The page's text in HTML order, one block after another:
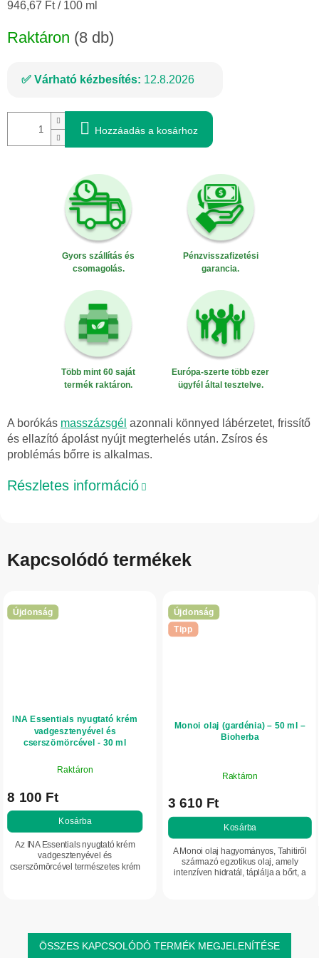
Egységár:
946,67 Ft / 100 ml
Raktáron (8 db)
Várható kézbesítés: 12.8.2026
Hozzáadás a kosárhoz
Gyors szállítás és
csomagolás.
Pénzvisszafizetési
garancia.
Több mint 60 saját
termék raktáron.
Európa-szerte több ezer
ügyfél által tesztelve.
A borókás masszázsgél azonnali könnyed lábérzetet, frissítő
és ellazító ápolást nyújt megterhelés után. Zsíros és
problémás bőrre is alkalmas.
Részletes információ
Kapcsolódó termékek
Újdonság
INA Essentials nyugtató krém
vadgesztenyével és
cserszömörcével - 30 ml
Raktáron
8 100 Ft
Kosárba
Az INA Essentials nyugtató krém
vadgesztenyével és
cserszömörcével természetes krém
Újdonság
Tipp
Monoi olaj (gardénia) – 50 ml –
Bioherba
Raktáron
3 610 Ft
Kosárba
A Monoi olaj hagyományos, Tahitiről
származó egzotikus olaj, amely
intenzíven hidratál, táplálja a bőrt, a
ÖSSZES KAPCSOLÓDÓ TERMÉK MEGJELENÍTÉSE